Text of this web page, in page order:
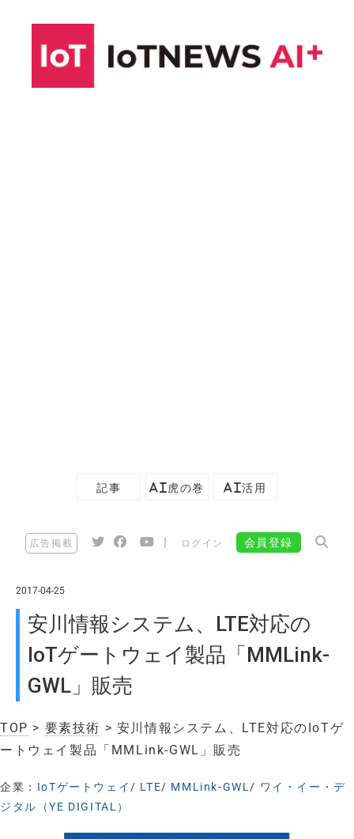
記事 AI虎の巻 AI活用
広告掲載 ログイン 会員登録
2017-04-25
安川情報システム、LTE対応の
IoTゲートウェイ製品「MMLink-
GWL」販売
TOP > 要素技術 > 安川情報システム、LTE対応のIoTゲ
ートウェイ製品「MMLink-GWL」販売
企業： IoTゲートウェイ/ LTE/ MMLink-GWL/ ワイ・イー・デ
ジタル（YE DIGITAL）